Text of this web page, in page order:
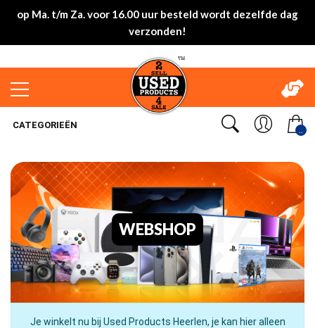
op Ma. t/m Za. voor 16.00 uur besteld wordt dezelfde dag
verzonden!
..
CATEGORIEËN
WEBSHOP
Je winkelt nu bij Used Products Heerlen, je kan hier alleen